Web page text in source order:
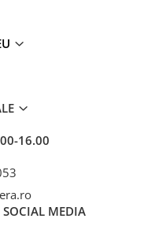
16.00
SOCIAL MEDIA